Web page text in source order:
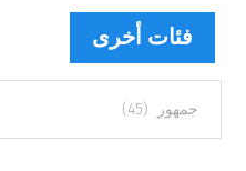
فئات أخرى
أخرى